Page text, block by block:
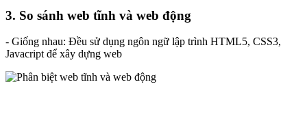
3. So sánh web tĩnh và web động
- Giống nhau: Đều sử dụng ngôn ngữ lập trình HTML5, CSS3,
Javacript để xây dựng web